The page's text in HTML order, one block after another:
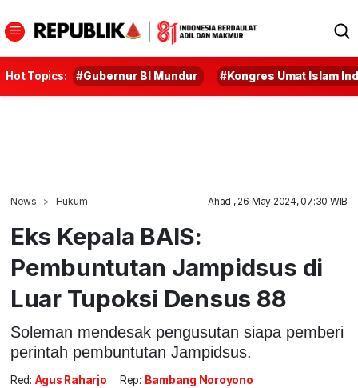
Hot Topics: #Gubernur BI Mundur #Kongres Umat Islam
News Hukum Ahad , 26 May 2024, 07:30 WIB
Eks Kepala BAIS:
Pembuntutan Jampidsus di
Luar Tupoksi Densus 88
Soleman mendesak pengusutan siapa pemberi
perintah pembuntutan Jampidsus.
Red: Agus Raharjo Rep: Bambang Noroyono